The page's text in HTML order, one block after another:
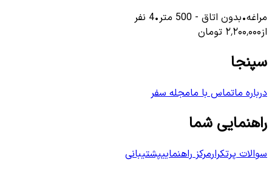
مراغه•بدون اتاق -
500 متر•
4 نفر
از۲٬۲۰۰٬۰۰۰ تومان
سپنجا
درباره ماتماس با مامجله سفر
راهنمایی شما
سوالات پرتکرارمرکز راهنماییپشتیبانی